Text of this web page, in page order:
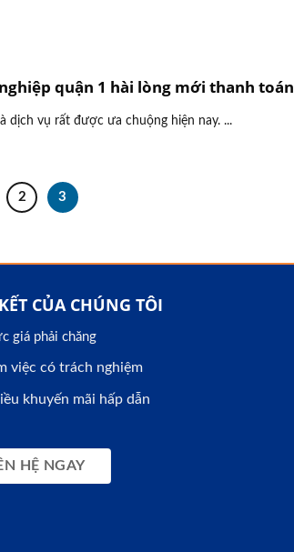
quận 1 hài lòng mới thanh toán
dịch vụ rất được ưa chuộng hiện nay. ...
2 3
CỦA CHÚNG TÔI
giá phải chăng
việc có trách nghiệm
khuyến mãi hấp dẫn
HỆ NGAY